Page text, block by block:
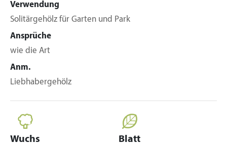
Verwendung
Solitärgehölz für Garten und Park
Ansprüche
wie die Art
Anm.
Liebhabergehölz
Wuchs Blatt